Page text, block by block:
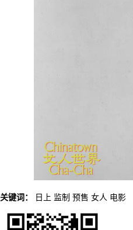
关键词： 日上 监制 预售 女人 电影